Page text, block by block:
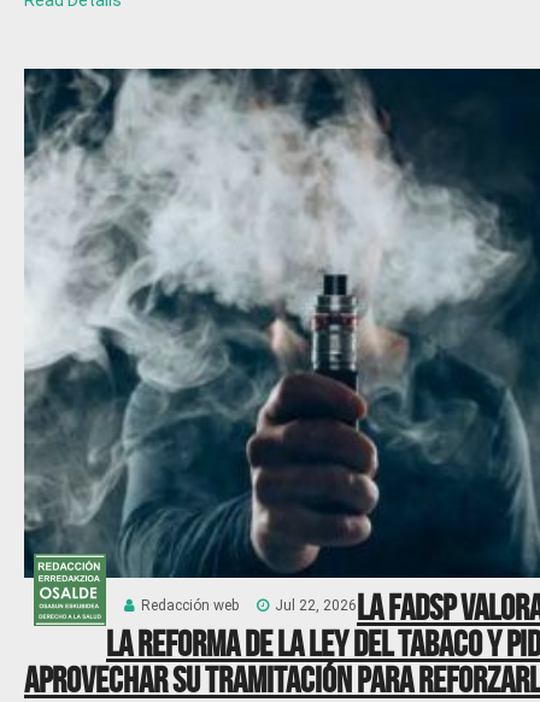
Redacción web Jul 22, 2026 La FADSP
la reforma de la Ley del tabaco y
aprovechar su tramitación para